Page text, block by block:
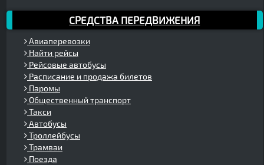
СРЕДСТВА ПЕРЕДВИЖЕНИЯ
Авиаперевозки
Найти рейсы
Рейсовые автобусы
Расписание и продажа билетов
Паромы
Общественный транспорт
Такси
Автобусы
Троллейбусы
Трамваи
Поезда